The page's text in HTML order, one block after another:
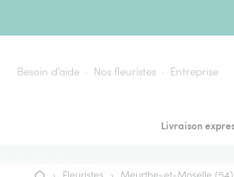
Besoin d’aide Nos fleuristes Entreprise
Livraison